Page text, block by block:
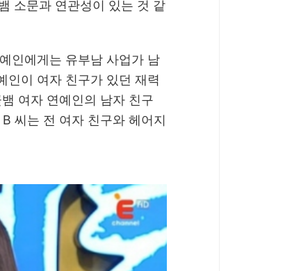
소문과 연관성이 있는 것 같
인에게는 유부남 사업가 남
인이 여자 친구가 있던 재력
여자 연예인의 남자 친구
씨는 전 여자 친구와 헤어지